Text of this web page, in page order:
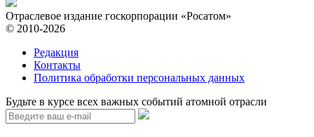
Отраслевое издание госкорпорации «Росатом»
© 2010-2026
Редакция
Контакты
Политика обработки персональных данных
Будьте в курсе всех важных событий атомной отрасли